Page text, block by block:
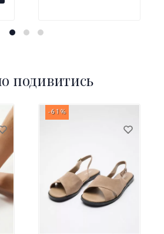
подивитись
-61%